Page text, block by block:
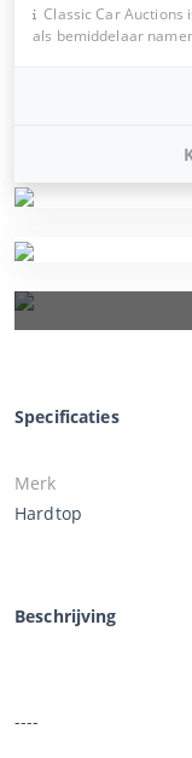
Classic Car
als bemiddelaar
Specificaties
Merk
Hardtop
Beschrijving
----